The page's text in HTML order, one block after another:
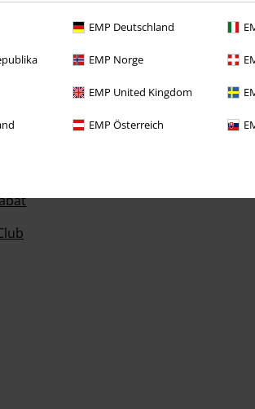
EMP Deutschland
EMP Norge
EMP United Kingdom
EMP Österreich